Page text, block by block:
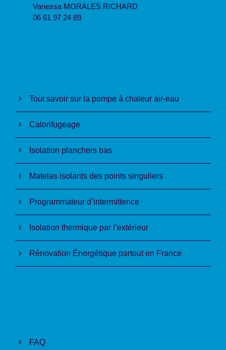
Vanessa MORALES RICHARD
06 61 97 24 89
Tout savoir sur la pompe à chaleur air-eau
Calorifugeage
Isolation planchers bas
Matelas isolants des points singuliers
Programmateur d’intermittence
Isolation thermique par l’extérieur
Rénovation Énergétique partout en France
FAQ